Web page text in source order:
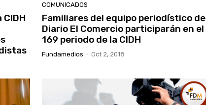
COMUNICADOS
Familiares del equipo periodístico de
Diario El Comercio participarán en el
169 periodo de la CIDH
Fundamedios - Oct 2, 2018